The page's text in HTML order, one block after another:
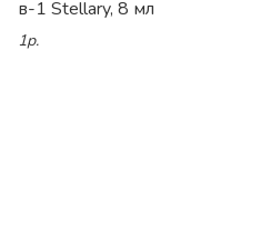
в-1 Stellary, 8 мл
1р.